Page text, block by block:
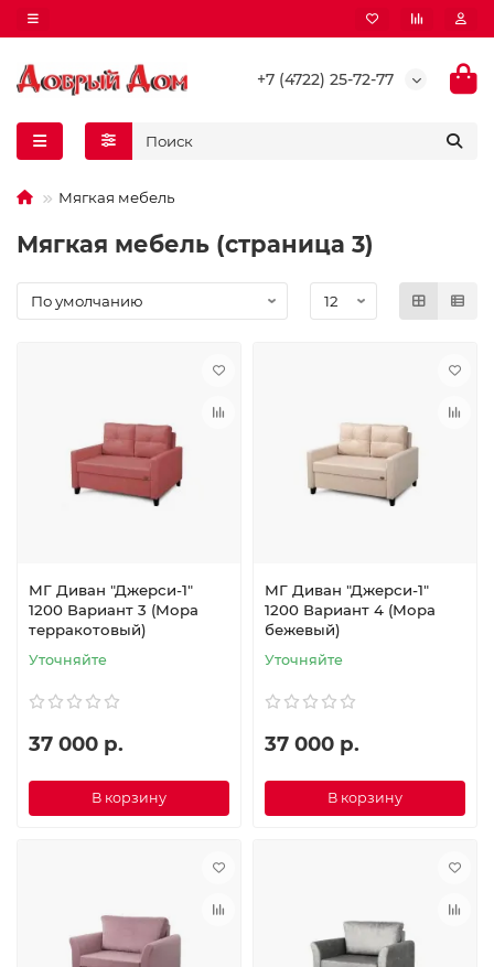
+7 (4722) 25-72-77
Мягкая мебель
Мягкая мебель (страница 3)
МГ Диван "Джерси-1"
1200 Вариант 3 (Мора
терракотовый)
Уточняйте
37 000 р.
В корзину
МГ Диван "Джерси-1"
1200 Вариант 4 (Мора
бежевый)
Уточняйте
37 000 р.
В корзину